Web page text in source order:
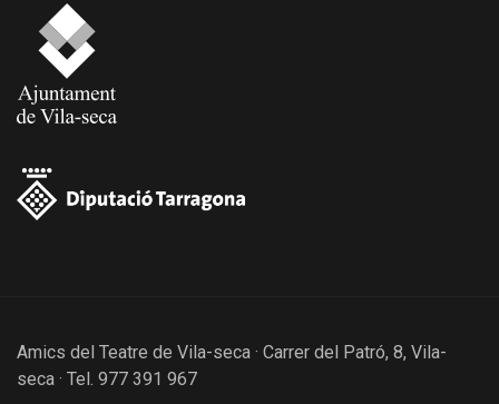
Amics del Teatre de Vila-seca · Carrer del Patró, 8, Vila-
seca · Tel. 977 391 967